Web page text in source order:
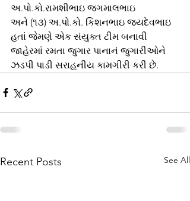
અ.પો.કો.રામશીભાઇ જગમાલભાઇ
અને (૧૩) અ.પો.કો. કિશનભાઇ જયદેવભાઇ
હતાં જેમણે એક સંયુક્ત ટીમ બનાવી
જાહેરમાં રમતા જુગાર પાનાનં જુગારીઓને
ઝડપી પાડી સરાહનીય કામગીરી કરી છે.
Recent Posts See All